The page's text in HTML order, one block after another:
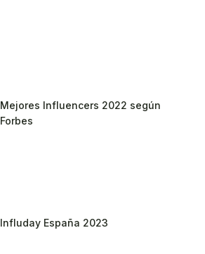
Mejores Influencers 2022 según
Forbes
Influday España 2023